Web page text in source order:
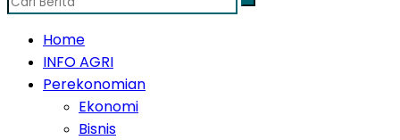
Home
INFO AGRI
Perekonomian
Ekonomi
Bisnis